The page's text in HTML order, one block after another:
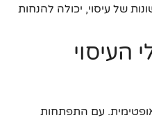
של עיסוי, יכולה להנחות
העיסוי
עם התפתחות